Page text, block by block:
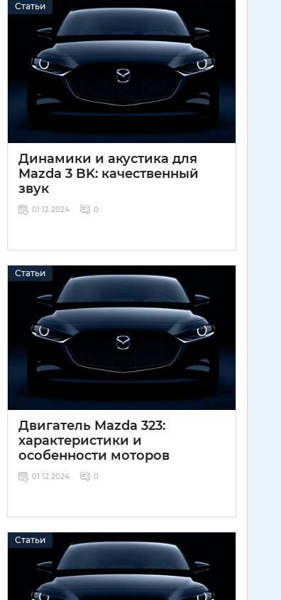
Статьи
Динамики и акустика для
Mazda 3 BK: качественный
звук
01 12 2024 0
Статьи
Двигатель Mazda 323:
характеристики и
особенности моторов
01 12 2024 0
Статьи